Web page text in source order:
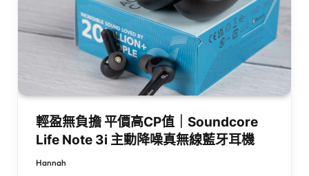
輕盈無負擔 平價高CP值｜Soundcore
Life Note 3i 主動降噪真無線藍牙耳機
Hannah